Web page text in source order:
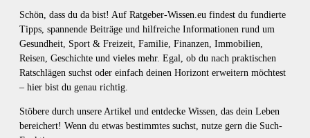
Schön, dass du da bist! Auf Ratgeber-Wissen.eu findest du fundierte
Tipps, spannende Beiträge und hilfreiche Informationen rund um
Gesundheit, Sport & Freizeit, Familie, Finanzen, Immobilien,
Reisen, Geschichte und vieles mehr. Egal, ob du nach praktischen
Ratschlägen suchst oder einfach deinen Horizont erweitern möchtest
– hier bist du genau richtig.
Stöbere durch unsere Artikel und entdecke Wissen, das dein Leben
bereichert! Wenn du etwas bestimmtes suchst, nutze gern die Such-